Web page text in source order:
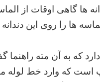
ها گاهی اوقات از
ها را روی این
که به آن مته راهنما
است که وارد خط لوله